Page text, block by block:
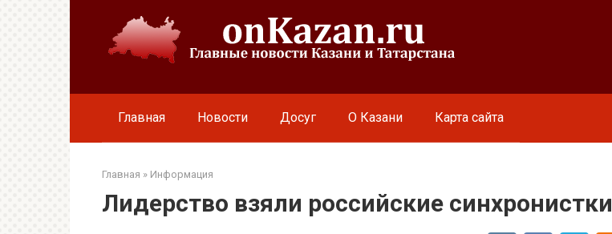
Главная Новости Досуг О Казани Карта сайта
Главная » Информация
Лидерство взяли российские синхронистки